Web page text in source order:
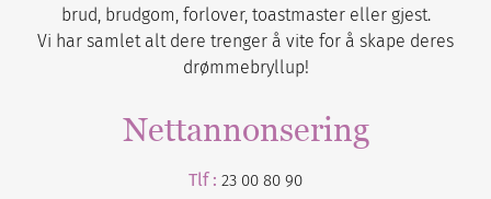
brud, brudgom, forlover, toastmaster eller gjest.
Vi har samlet alt dere trenger å vite for å skape deres
drømmebryllup!
Nettannonsering
Tlf : 23 00 80 90